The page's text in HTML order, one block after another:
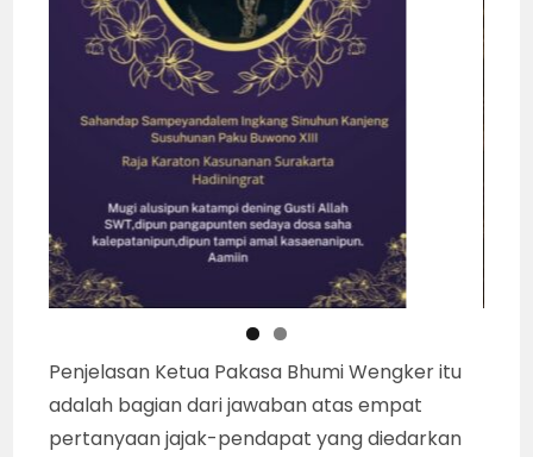
Penjelasan Ketua Pakasa Bhumi Wengker itu
adalah bagian dari jawaban atas empat
pertanyaan jajak-pendapat yang diedarkan